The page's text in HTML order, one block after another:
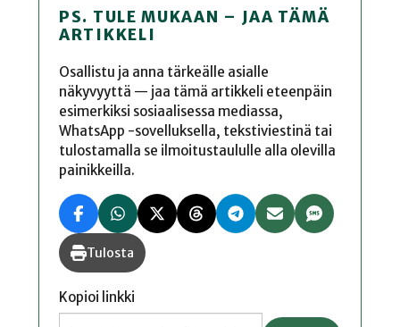
PS. TULE MUKAAN – JAA TÄMÄ
ARTIKKELI
Osallistu ja anna tärkeälle asialle
näkyvyyttä — jaa tämä artikkeli eteenpäin
esimerkiksi sosiaalisessa mediassa,
WhatsApp -sovelluksella, tekstiviestinä tai
tulostamalla se ilmoitustaululle alla olevilla
painikkeilla.
Tulosta
Kopioi linkki